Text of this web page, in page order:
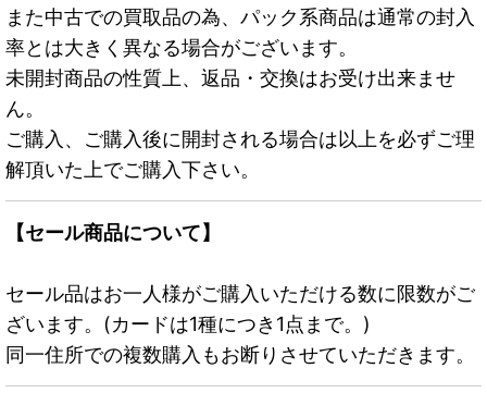
また中古での買取品の為、パック系商品は通常の封入
率とは大きく異なる場合がございます。
未開封商品の性質上、返品・交換はお受け出来ませ
ん。
ご購入、ご購入後に開封される場合は以上を必ずご理
解頂いた上でご購入下さい。
【セール商品について】
セール品はお一人様がご購入いただける数に限数がご
ざいます。(カードは1種につき1点まで。)
同一住所での複数購入もお断りさせていただきます。